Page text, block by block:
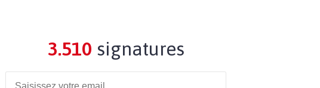
3.510 signatures